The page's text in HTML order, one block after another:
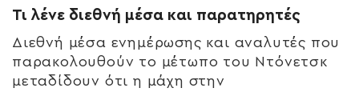
Τι λένε διεθνή μέσα και παρατηρητές
Διεθνή μέσα ενημέρωσης και αναλυτές που
παρακολουθούν το μέτωπο του Ντόνετσκ
μεταδίδουν ότι η μάχη στην